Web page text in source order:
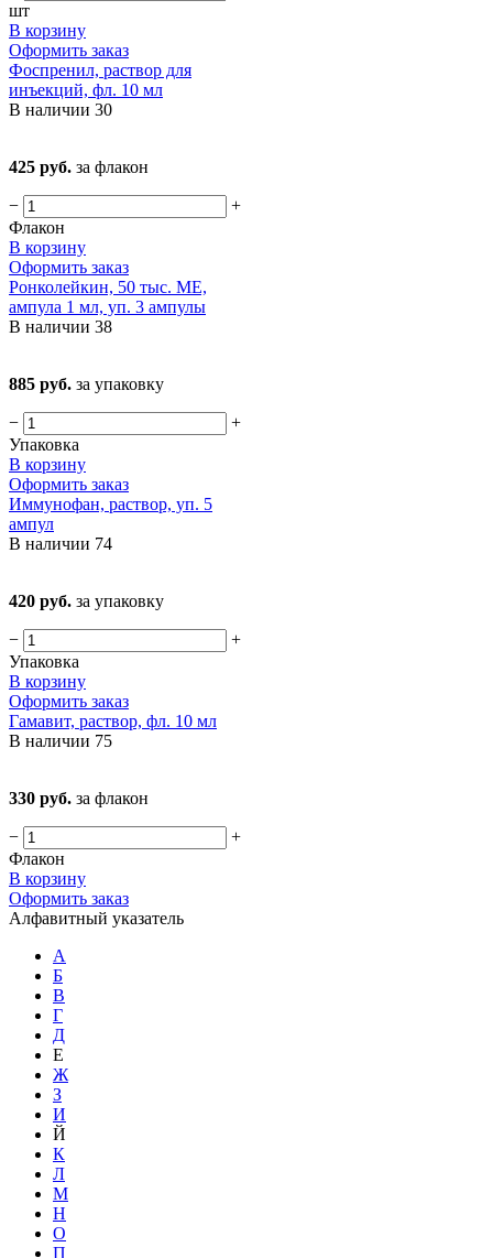
шт
В корзину
Оформить заказ
Фоспренил, раствор для
инъекций, фл. 10 мл
В наличии 30
425 руб. за флакон
−
+
Флакон
В корзину
Оформить заказ
Ронколейкин, 50 тыс. МЕ,
ампула 1 мл, уп. 3 ампулы
В наличии 38
885 руб. за упаковку
−
+
Упаковка
В корзину
Оформить заказ
Иммунофан, раствор, уп. 5
ампул
В наличии 74
420 руб. за упаковку
−
+
Упаковка
В корзину
Оформить заказ
Гамавит, раствор, фл. 10 мл
В наличии 75
330 руб. за флакон
−
+
Флакон
В корзину
Оформить заказ
Алфавитный указатель
А
Б
В
Г
Д
Е
Ж
З
И
Й
К
Л
М
Н
О
П